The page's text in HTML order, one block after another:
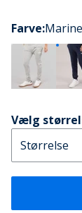
Farve:
Vælg